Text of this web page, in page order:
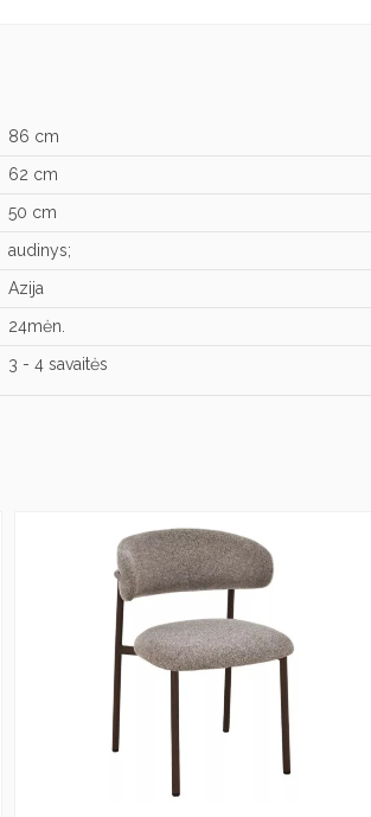
86 cm
62 cm
50 cm
audinys;
Azija
24mėn.
3 - 4 savaitės